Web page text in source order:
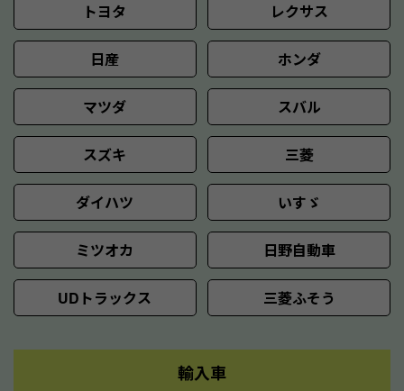
トヨタ レクサス
日産 ホンダ
マツダ スバル
スズキ 三菱
ダイハツ いすゞ
ミツオカ 日野自動車
UDトラックス 三菱ふそう
輸入車